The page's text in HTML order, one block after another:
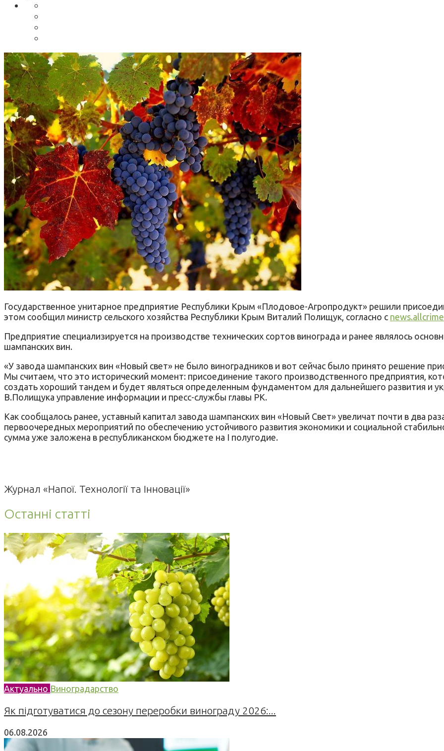
Государственное унитарное предприятие Республики Крым «Плодовое-Агропродукт» решили
этом сообщил министр сельского хозяйства Республики Крым Виталий Полищук, согласно с
Предприятие специализируется на производстве технических сортов винограда и ранее являлось
шампанских вин.
«У завода шампанских вин «Новый свет» не было виноградников и вот сейчас было принято решение
Мы считаем, что это исторический момент: присоединение такого производственного предприятия,
создать хороший тандем и будет являться определенным фундаментом для дальнейшего развития и
В.Полищука управление информации и пресс-службы главы РК.
Как сообщалось ранее, уставный капитал завода шампанских вин «Новый Свет» увеличат почти в два
первоочередных мероприятий по обеспечению устойчивого развития экономики и социальной
сумма уже заложена в республиканском бюджете на I полугодие.
Журнал «Напої. Технології та Інновації»
Останні статті
Актуально Виноградарство
Як підготуватися до сезону переробки винограду 2026:...
06.08.2026